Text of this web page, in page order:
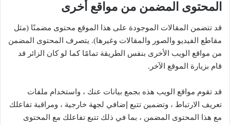
المحتوى المضمن من مواقع أخرى
قد تتضمن المقالات الموجودة على هذا الموقع محتوى مضمنًا (مثل
مقاطع الفيديو والصور والمقالات وغيرها). يتصرف المحتوى المضمن
من مواقع الويب الأخرى بنفس الطريقة تمامًا كما لو كان الزائر قد
قام بزيارة الموقع الآخر.
قد تقوم مواقع الويب هذه بجمع بيانات عنك ، واستخدام ملفات
تعريف الارتباط ، وتضمين تتبع إضافي لجهة خارجية ، ومراقبة تفاعلك
مع هذا المحتوى المضمن ، بما في ذلك تتبع تفاعلك مع المحتوى